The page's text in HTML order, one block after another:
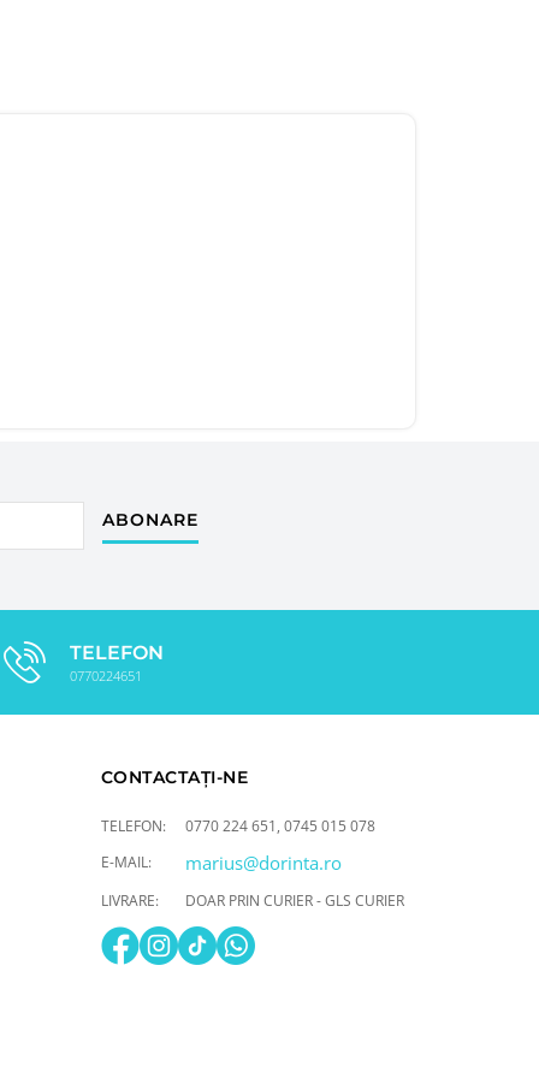
ABONARE
TELEFON
0770224651
CONTACTAȚI-NE
TELEFON: 0770 224 651, 0745 015 078
E-MAIL:
marius@dorinta.ro
LIVRARE: DOAR PRIN CURIER - GLS CURIER